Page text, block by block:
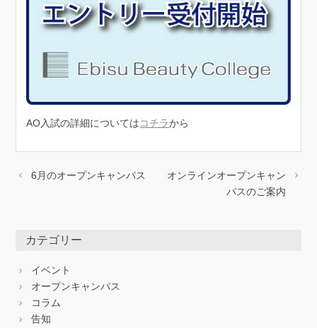
AO入試の詳細についてはコチラから
6月のオープンキャンパス
オンラインオープンキャン
パスのご案内
カテゴリー
イベント
オープンキャンパス
コラム
告知